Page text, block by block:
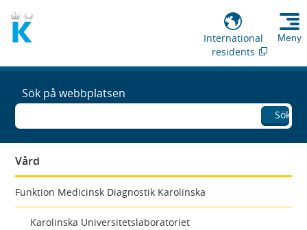
International
residents
Meny
Sök på webbplatsen
Sök
Vård
Funktion Medicinsk Diagnostik Karolinska
Karolinska Universitetslaboratoriet